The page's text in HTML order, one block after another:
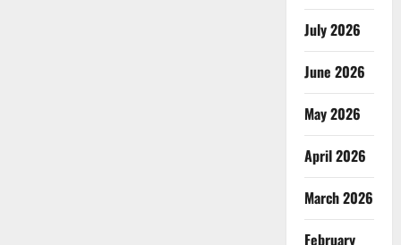
July 2026
June 2026
May 2026
April 2026
March 2026
February